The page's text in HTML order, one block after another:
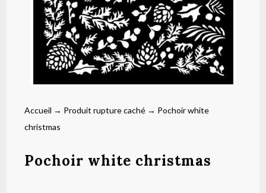
Accueil → Produit rupture caché → Pochoir white
christmas
Pochoir white christmas